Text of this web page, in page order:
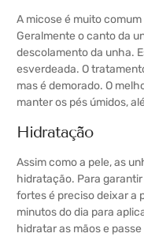
A micose é muito
Geralmente o canto da
descolamento da unha.
esverdeada. O
mas é demorado. O
manter os pés úmidos,
Hidratação
Assim como a pele, as
hidratação. Para
fortes é preciso deixar a
minutos do dia para
hidratar as mãos e